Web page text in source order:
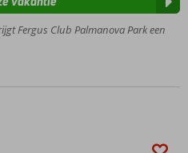
Fergus Club Palmanova Park een